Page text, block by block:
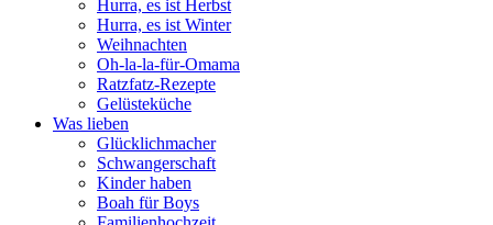
Hurra, es ist Herbst
Hurra, es ist Winter
Weihnachten
Oh-la-la-für-Omama
Ratzfatz-Rezepte
Gelüsteküche
Was lieben
Glücklichmacher
Schwangerschaft
Kinder haben
Boah für Boys